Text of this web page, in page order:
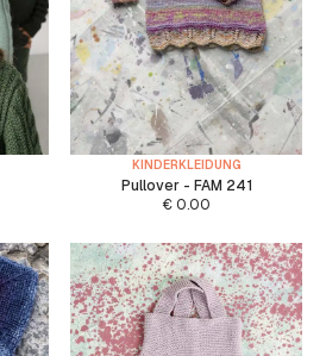
KINDERKLEIDUNG
Pullover - FAM 241
€ 0.00